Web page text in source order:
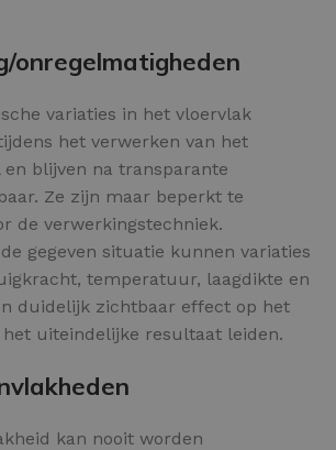
onregelmatigheden
variaties in het vloervlak
het verwerken van het
en blijven na transparante
Ze zijn maar beperkt te
de verwerkingstechniek.
gegeven situatie kunnen variaties
temperatuur, laagdikte en
duidelijk zichtbaar effect op het
het uiteindelijke resultaat leiden.
kan nooit worden